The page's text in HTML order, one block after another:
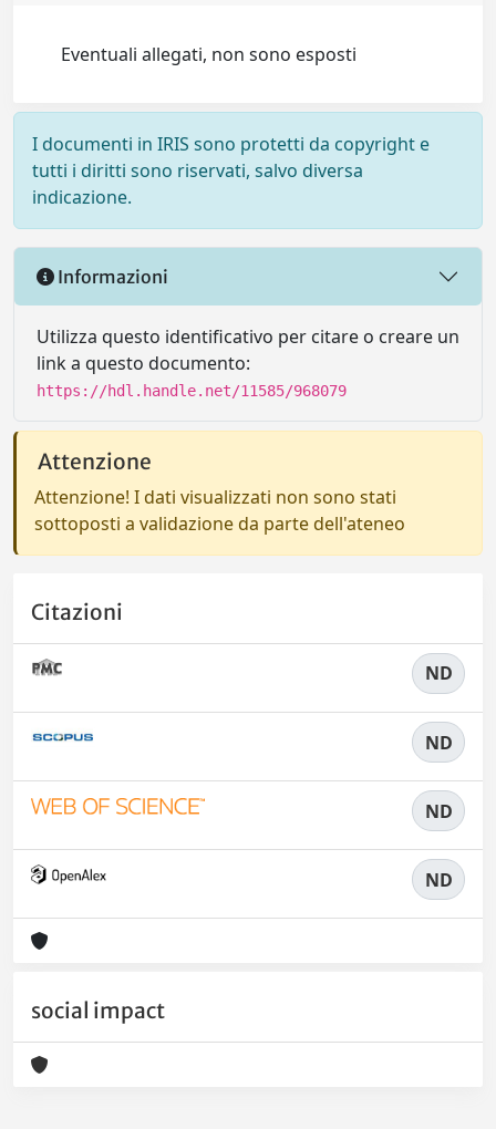
Eventuali allegati, non sono esposti
I documenti in IRIS sono protetti da copyright e
tutti i diritti sono riservati, salvo diversa
indicazione.
Informazioni
Utilizza questo identificativo per citare o creare un
link a questo documento:
https://hdl.handle.net/11585/968079
Attenzione
Attenzione! I dati visualizzati non sono stati
sottoposti a validazione da parte dell'ateneo
Citazioni
ND
ND
ND
ND
social impact